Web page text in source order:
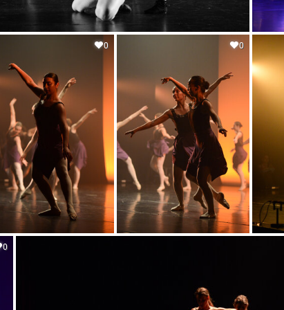
0 0
0